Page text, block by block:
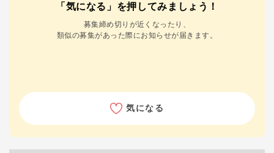
「気になる」を押してみましょう！
募集締め切りが近くなったり、
類似の募集があった際にお知らせが届きます。
気になる